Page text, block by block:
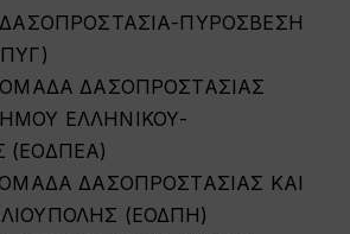
ΠΥΡΟΣΒΕΣΗ
ΔΑΣΟΠΡΟΣΤΑΣΙΑΣ
ΕΛΛΗΝΙΚΟΥ-
(ΕΟΔΠΕΑ)
ΔΑΣΟΠΡΟΣΤΑΣΙΑΣ ΚΑΙ
(ΕΟΔΠΗ)